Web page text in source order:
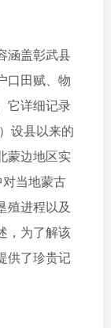
涵盖彰武县
口田赋、物
它详细记录
设县以来的
蒙边地区实
对当地蒙古
殖进程以及
，为了解该
供了珍贵记